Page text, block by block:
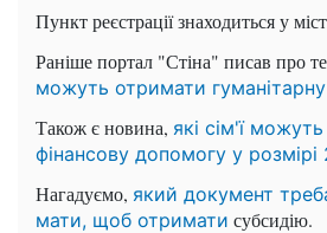
Пункт реєстрації знаходиться у
Раніше портал "Стіна" писав про
можуть отримати гуманітарну
Також є новина, які сім'ї
фінансову допомогу у розмірі
Нагадуємо, який документ
мати, щоб отримати субсидію.